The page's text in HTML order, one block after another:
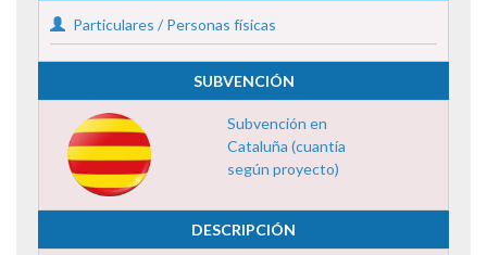
Particulares / Personas físicas
SUBVENCIÓN
Subvención en
Cataluña (cuantía
según proyecto)
DESCRIPCIÓN